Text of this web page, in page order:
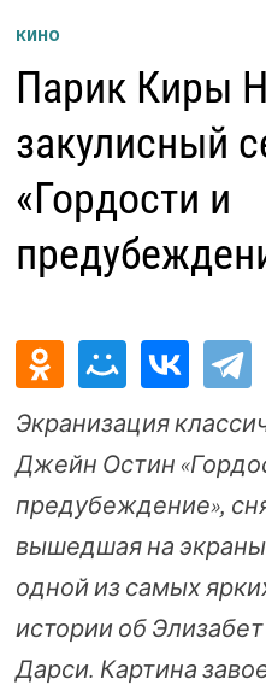
КИНО
Парик Киры
закулисный
«Гордости и
Экранизация
Джейн Остин
предубеждение»,
вышедшая на экраны
одной из самых
истории об
Дарси. Картина